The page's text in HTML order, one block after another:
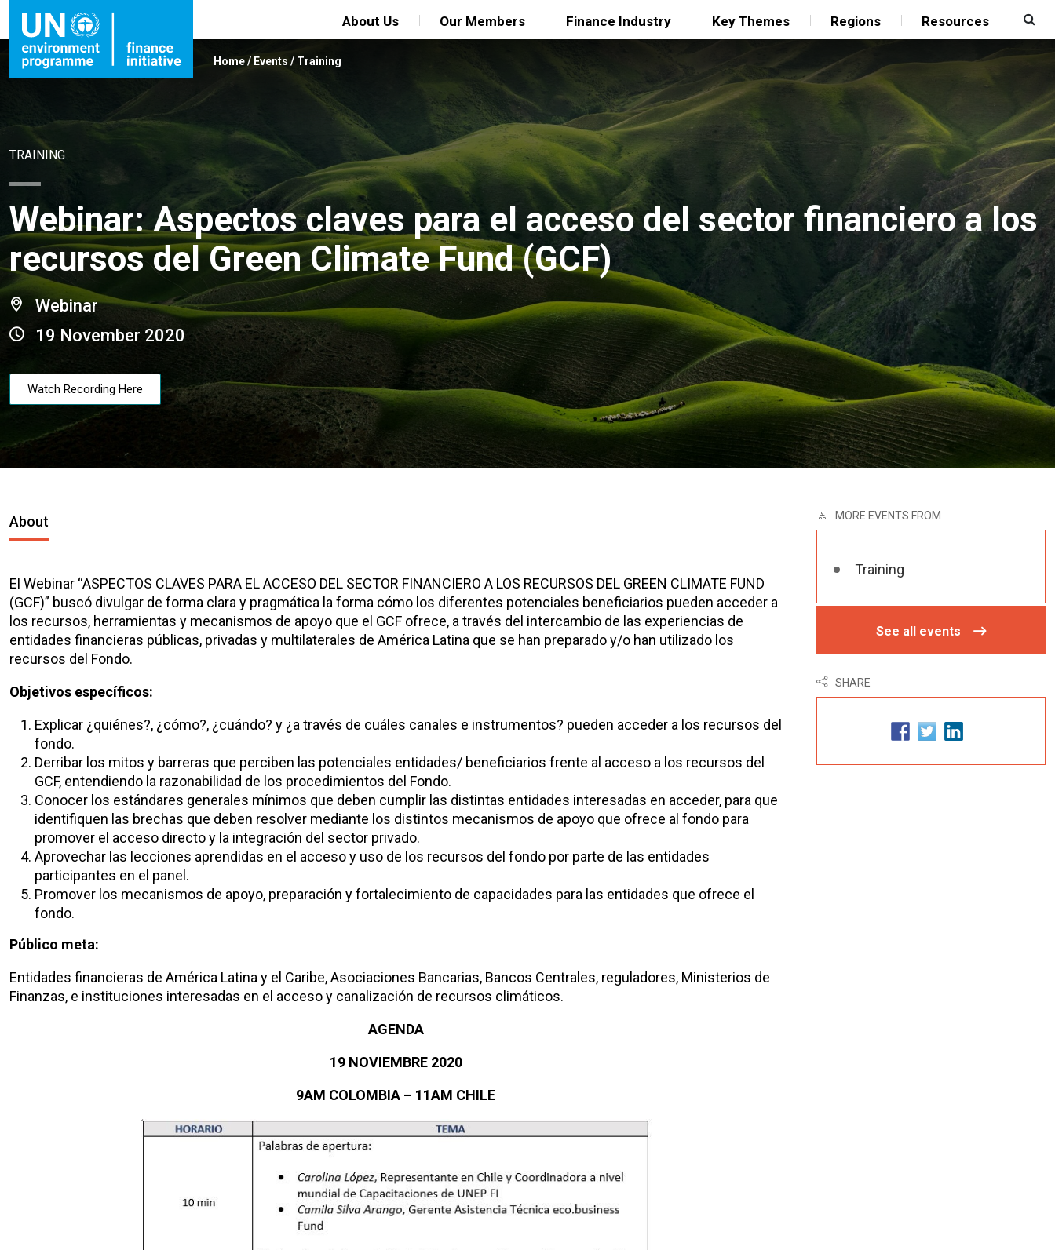
About Us Our Members Finance Industry Key Themes Regions Resources
Home/ Events / Training
TRAINING
Webinar: Aspectos claves para el acceso del sector financiero a los
recursos del Green Climate Fund (GCF)
Webinar
19 November 2020
Watch Recording Here
About
El Webinar “ASPECTOS CLAVES PARA EL ACCESO DEL SECTOR FINANCIERO A LOS RECURSOS DEL GREEN CLIMATE FUND
(GCF)” buscó divulgar de forma clara y pragmática la forma cómo los diferentes potenciales beneficiarios pueden acceder a
los recursos, herramientas y mecanismos de apoyo que el GCF ofrece, a través del intercambio de las experiencias de
entidades financieras públicas, privadas y multilaterales de América Latina que se han preparado y/o han utilizado los
recursos del Fondo.
Objetivos específicos:
Explicar ¿quiénes?, ¿cómo?, ¿cuándo? y ¿a través de cuáles canales e instrumentos? pueden acceder a los recursos del
fondo.
Derribar los mitos y barreras que perciben las potenciales entidades/ beneficiarios frente al acceso a los recursos del
GCF, entendiendo la razonabilidad de los procedimientos del Fondo.
Conocer los estándares generales mínimos que deben cumplir las distintas entidades interesadas en acceder, para que
identifiquen las brechas que deben resolver mediante los distintos mecanismos de apoyo que ofrece al fondo para
promover el acceso directo y la integración del sector privado.
Aprovechar las lecciones aprendidas en el acceso y uso de los recursos del fondo por parte de las entidades
participantes en el panel.
Promover los mecanismos de apoyo, preparación y fortalecimiento de capacidades para las entidades que ofrece el
fondo.
Público meta:
Entidades financieras de América Latina y el Caribe, Asociaciones Bancarias, Bancos Centrales, reguladores, Ministerios de
Finanzas, e instituciones interesadas en el acceso y canalización de recursos climáticos.
AGENDA
19 NOVIEMBRE 2020
9AM COLOMBIA – 11AM CHILE
MORE EVENTS FROM
Training
See all events
SHARE